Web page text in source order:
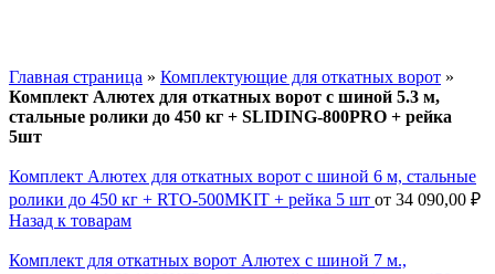
Главная страница » Комплектующие для откатных ворот »
Комплект Алютех для откатных ворот с шиной 5.3 м,
стальные ролики до 450 кг + SLIDING-800PRO + рейка
5шт
Комплект Алютех для откатных ворот с шиной 6 м, стальные
ролики до 450 кг + RTO-500MKIT + рейка 5 шт от 34 090,00 ₽
Назад к товарам
Комплект для откатных ворот Алютех с шиной 7 м.,